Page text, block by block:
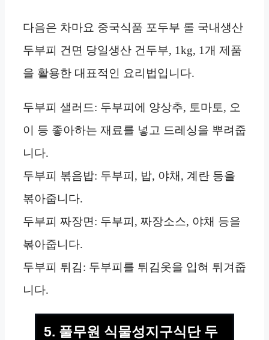
다음은 차마요 중국식품 포두부 롤 국내생산
두부피 건면 당일생산 건두부, 1kg, 1개 제품
을 활용한 대표적인 요리법입니다.
두부피 샐러드: 두부피에 양상추, 토마토, 오
이 등 좋아하는 재료를 넣고 드레싱을 뿌려줍
니다.
두부피 볶음밥: 두부피, 밥, 야채, 계란 등을
볶아줍니다.
두부피 짜장면: 두부피, 짜장소스, 야채 등을
볶아줍니다.
두부피 튀김: 두부피를 튀김옷을 입혀 튀겨줍
니다.
5. 풀무원 식물성지구식단 두